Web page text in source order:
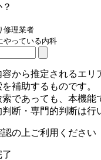
修理業者
やっている内科
から推定されるエリ
補助するものです。
であっても、本機能
断・専門的判断は行
認の上ご利用ください